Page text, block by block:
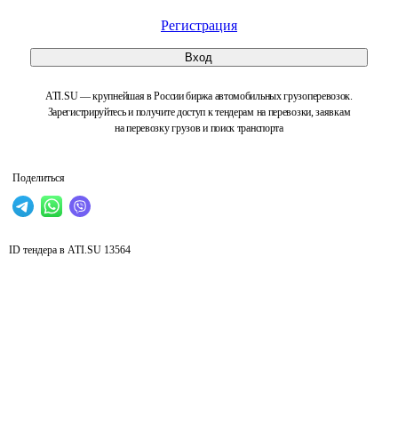
Регистрация
Вход
ATI.SU — крупнейшая в России биржа автомобильных грузоперевозок.
Зарегистрируйтесь и получите доступ к тендерам на перевозки, заявкам
на перевозку грузов и поиск транспорта
Поделиться
ID тендера в ATI.SU 13564